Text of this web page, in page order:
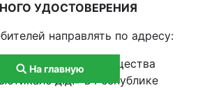
УДОСТОВЕРЕНИЯ
направлять по адресу:
акционерного общества
д.д.» в Республике
На главную